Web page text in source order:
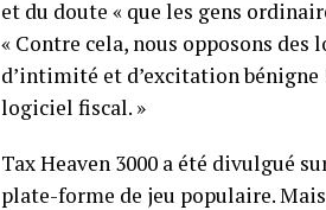
et du doute « que les gens
« Contre cela, nous opposons
d’intimité et d’excitation
logiciel fiscal. »
Tax Heaven 3000 a été divulgué
plate-forme de jeu populaire.